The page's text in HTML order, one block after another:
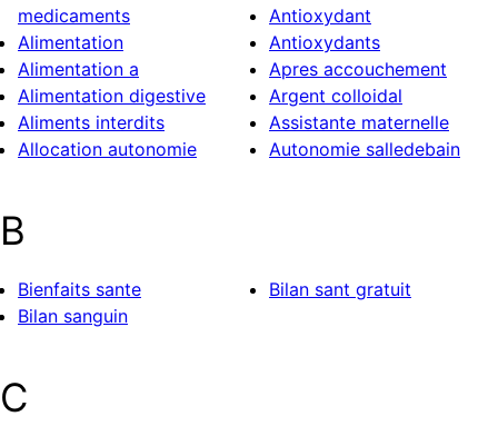
medicaments
Alimentation
Alimentation a
Alimentation digestive
Aliments interdits
Allocation autonomie
Antioxydant
Antioxydants
Apres accouchement
Argent colloidal
Assistante maternelle
Autonomie salledebain
B
Bienfaits sante
Bilan sanguin
Bilan sant gratuit
C